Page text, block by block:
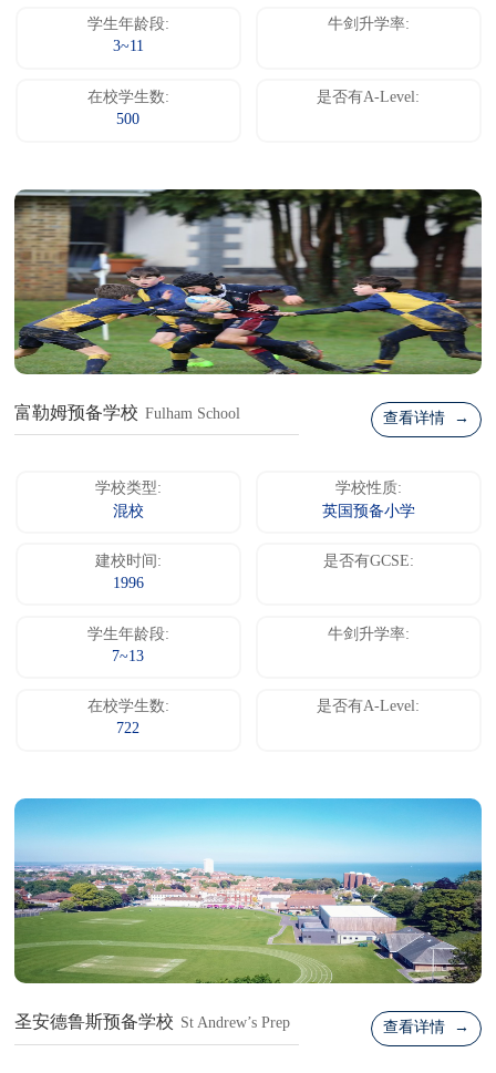
学生年龄段:
3~11
牛剑升学率:
在校学生数:
500
是否有A-Level:
富勒姆预备学校 Fulham School 查看详情 →
学校类型:
混校
学校性质:
英国预备小学
建校时间:
1996
是否有GCSE:
学生年龄段:
7~13
牛剑升学率:
在校学生数:
722
是否有A-Level:
圣安德鲁斯预备学校 St Andrew’s Prep 查看详情 →